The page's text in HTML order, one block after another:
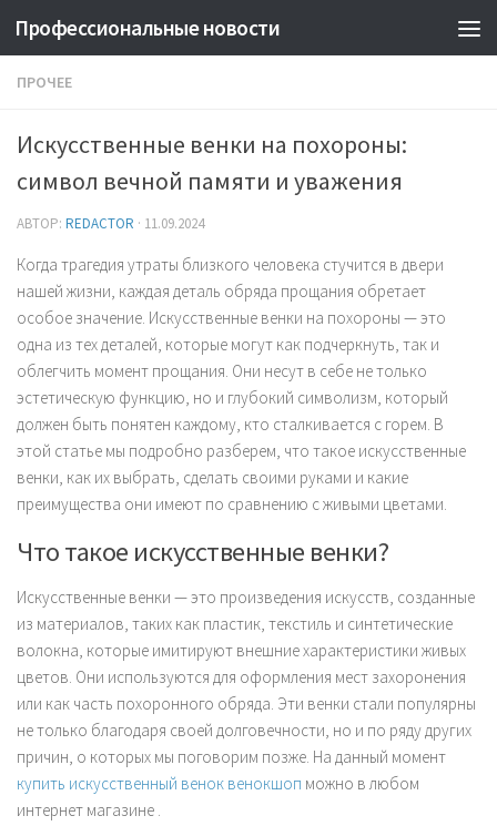
Профессиональные новости
ПРОЧЕЕ
Искусственные венки на похороны:
символ вечной памяти и уважения
АВТОР: REDACTOR · 11.09.2024
Когда трагедия утраты близкого человека стучится в двери
нашей жизни, каждая деталь обряда прощания обретает
особое значение. Искусственные венки на похороны — это
одна из тех деталей, которые могут как подчеркнуть, так и
облегчить момент прощания. Они несут в себе не только
эстетическую функцию, но и глубокий символизм, который
должен быть понятен каждому, кто сталкивается с горем. В
этой статье мы подробно разберем, что такое искусственные
венки, как их выбрать, сделать своими руками и какие
преимущества они имеют по сравнению с живыми цветами.
Что такое искусственные венки?
Искусственные венки — это произведения искусств, созданные
из материалов, таких как пластик, текстиль и синтетические
волокна, которые имитируют внешние характеристики живых
цветов. Они используются для оформления мест захоронения
или как часть похоронного обряда. Эти венки стали популярны
не только благодаря своей долговечности, но и по ряду других
причин, о которых мы поговорим позже. На данный момент
купить искусственный венок венокшоп можно в любом
интернет магазине .